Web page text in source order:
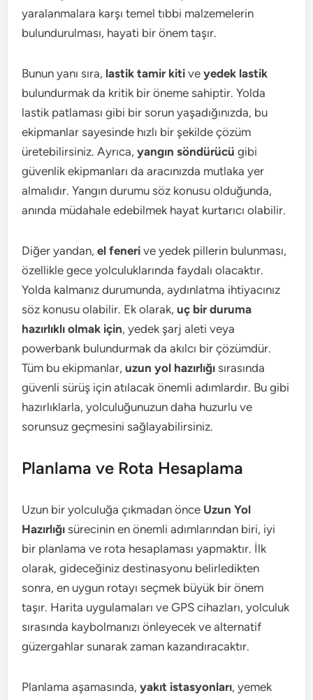
yaralanmalara karşı temel tıbbi malzemelerin
bulundurulması, hayati bir önem taşır.
Bunun yanı sıra, lastik tamir kiti veyedek lastik
bulundurmak da kritik bir öneme sahiptir. Yolda
lastik patlaması gibi bir sorun yaşadığınızda, bu
ekipmanlar sayesinde hızlı bir şekilde çözüm
üretebilirsiniz. Ayrıca,yangın söndürücü gibi
güvenlik ekipmanları da aracınızda mutlaka yer
almalıdır. Yangın durumu söz konusu olduğunda,
anında müdahale edebilmek hayat kurtarıcı olabilir.
Diğer yandan,el feneri ve yedek pillerin bulunması,
özellikle gece yolculuklarında faydalı olacaktır.
Yolda kalmanız durumunda, aydınlatma ihtiyacınız
söz konusu olabilir. Ek olarak,uç bir duruma
hazırlıklı olmak için, yedek şarj aleti veya
powerbank bulundurmak da akılcı bir çözümdür.
Tüm bu ekipmanlar,uzun yol hazırlığı sırasında
güvenli sürüş için atılacak önemli adımlardır. Bu gibi
hazırlıklarla, yolculuğunuzun daha huzurlu ve
sorunsuz geçmesini sağlayabilirsiniz.
Planlama ve Rota Hesaplama
Uzun bir yolculuğa çıkmadan önce Uzun Yol
Hazırlığı sürecinin en önemli adımlarından biri, iyi
bir planlama ve rota hesaplaması yapmaktır. İlk
olarak, gideceğiniz destinasyonu belirledikten
sonra, en uygun rotayı seçmek büyük bir önem
taşır. Harita uygulamaları ve GPS cihazları, yolculuk
sırasında kaybolmanızı önleyecek ve alternatif
güzergahlar sunarak zaman kazandıracaktır.
Planlama aşamasında,yakıt istasyonları, yemek